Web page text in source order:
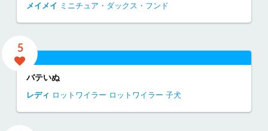
メイメイ ミニチュア・ダックス・フンド
5
バテいぬ
レディ ロットワイラー ロットワイラー 子犬